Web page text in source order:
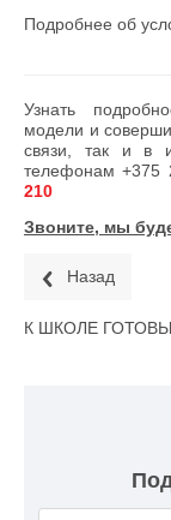
Подробнее об
Узнать
модели и
связи, так и в
телефонам+375
210
Звоните, мы
Назад
К ШКОЛЕ